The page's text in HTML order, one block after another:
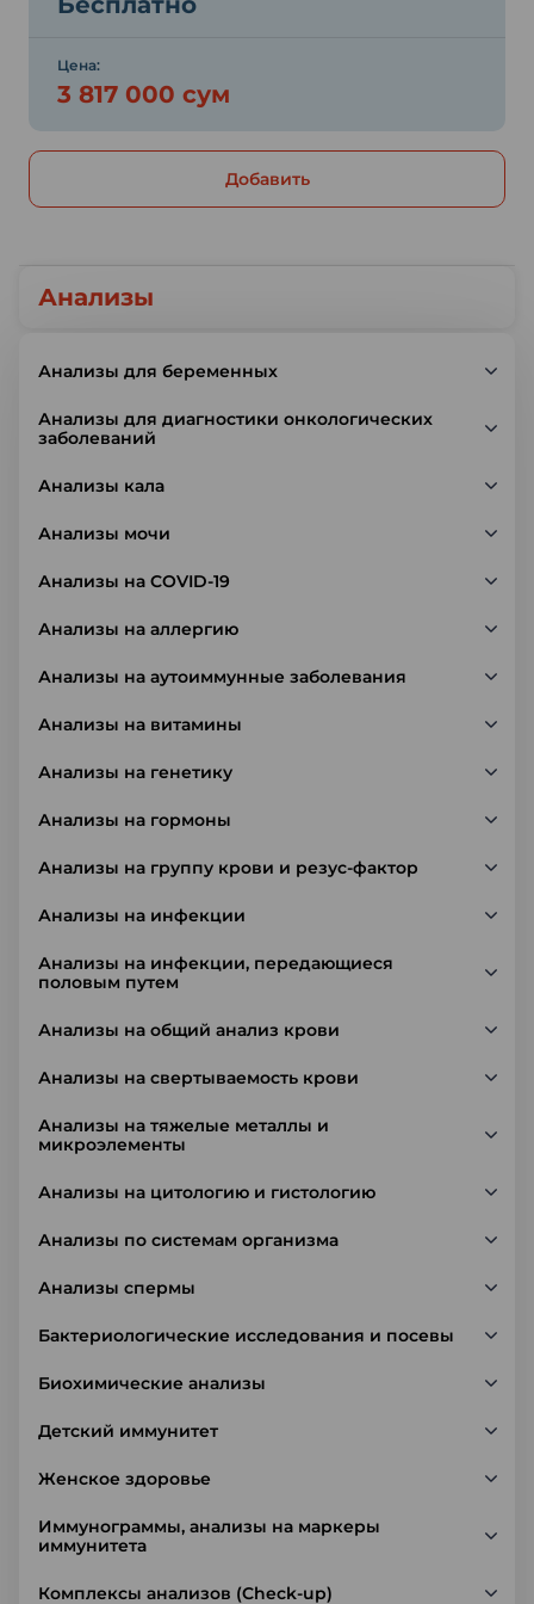
Анализы
Анализы для беременных
Анализы для диагностики онкологических
заболеваний
Анализы кала
Анализы мочи
Анализы на COVID-19
Анализы на аллергию
Анализы на аутоиммунные заболевания
Анализы на витамины
Анализы на генетику
Анализы на гормоны
Анализы на группу крови и резус-фактор
Анализы на инфекции
Анализы на инфекции, передающиеся
половым путем
Анализы на общий анализ крови
Анализы на свертываемость крови
Анализы на тяжелые металлы и
микроэлементы
Анализы на цитологию и гистологию
Анализы по системам организма
Анализы спермы
Бактериологические исследования и посевы
Биохимические анализы
Детский иммунитет
Женское здоровье
Иммунограммы, анализы на маркеры
иммунитета
Комплексы анализов (Check-up)
Цена:
3 817 000 сум
Добавить